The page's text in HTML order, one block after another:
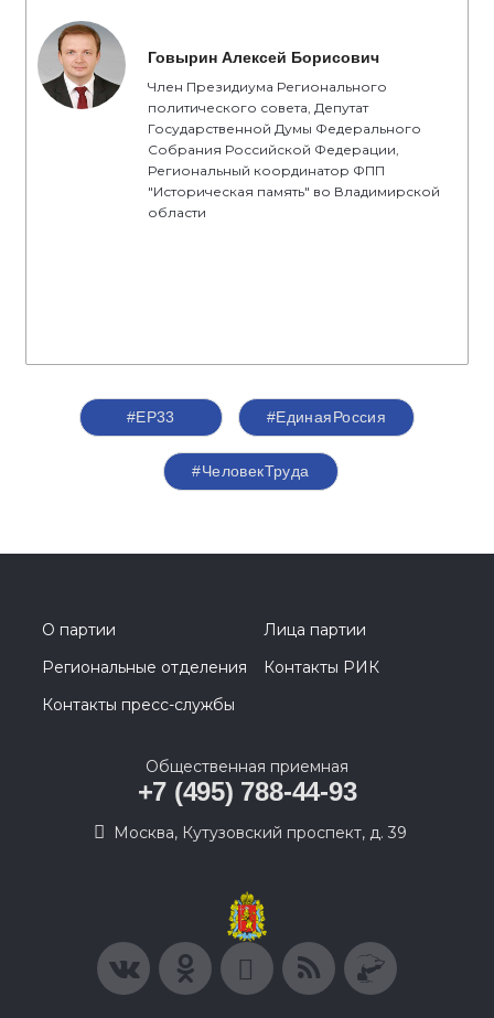
Говырин Алексей Борисович
Член Президиума Регионального
политического совета, Депутат
Государственной Думы Федерального
Собрания Российской Федерации,
Региональный координатор ФПП
"Историческая память" во Владимирской
области
#ЕР33 #‎ЕдинаяРоссия
#ЧеловекТруда
О партии
Лица партии
Региональные отделения
Контакты РИК
Контакты пресс-службы
Общественная приемная
+7 (495) 788-44-93
Москва, Кутузовский проспект, д. 39